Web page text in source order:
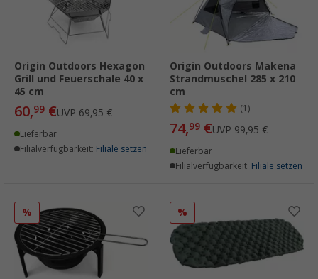
Origin Outdoors Hexagon
Grill und Feuerschale 40 x
45 cm
60,99 €UVP 69,95 €
Lieferbar
Filialverfügbarkeit: Filiale setzen
Origin Outdoors Makena
Strandmuschel 285 x 210
cm
(1)
74,99 €UVP 99,95 €
Lieferbar
Filialverfügbarkeit: Filiale setzen
% %